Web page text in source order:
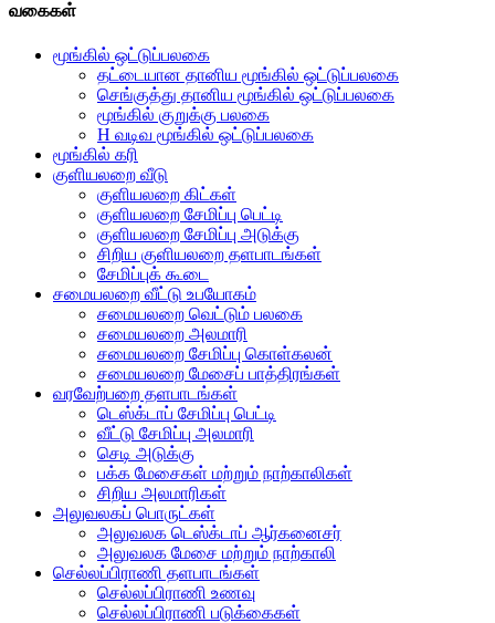
வகைகள்
மூங்கில் ஒட்டுப்பலகை
தட்டையான தானிய மூங்கில் ஒட்டுப்பலகை
செங்குத்து தானிய மூங்கில் ஒட்டுப்பலகை
மூங்கில் குறுக்கு பலகை
H வடிவ மூங்கில் ஒட்டுப்பலகை
மூங்கில் கரி
குளியலறை வீடு
குளியலறை கிட்கள்
குளியலறை சேமிப்பு பெட்டி
குளியலறை சேமிப்பு அடுக்கு
சிறிய குளியலறை தளபாடங்கள்
சேமிப்புக் கூடை
சமையலறை வீட்டு உபயோகம்
சமையலறை வெட்டும் பலகை
சமையலறை அலமாரி
சமையலறை சேமிப்பு கொள்கலன்
சமையலறை மேசைப் பாத்திரங்கள்
வரவேற்பறை தளபாடங்கள்
டெஸ்க்டாப் சேமிப்பு பெட்டி
வீட்டு சேமிப்பு அலமாரி
செடி அடுக்கு
பக்க மேசைகள் மற்றும் நாற்காலிகள்
சிறிய அலமாரிகள்
அலுவலகப் பொருட்கள்
அலுவலக டெஸ்க்டாப் ஆர்கனைசர்
அலுவலக மேசை மற்றும் நாற்காலி
செல்லப்பிராணி தளபாடங்கள்
செல்லப்பிராணி உணவு
செல்லப்பிராணி படுக்கைகள்